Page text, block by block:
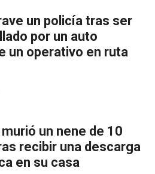
un policía tras ser
por un auto
un operativo en ruta
un nene de 10
recibir una descarga
en su casa